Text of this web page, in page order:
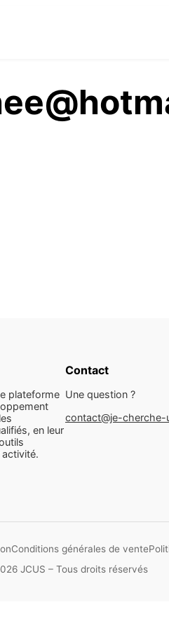
plateforme
en leur
Contact
Une question ?
contact@je-
Conditions générales de vente
JCUS – Tous droits réservés